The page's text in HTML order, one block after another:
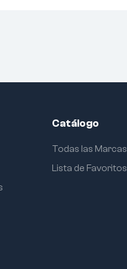
Catálogo
Todas las Marcas
Lista de Favoritos